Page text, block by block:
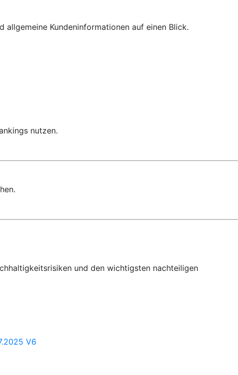
Kundeninformationen auf einen Blick.
nutzen.
und den wichtigsten nachteiligen
V6